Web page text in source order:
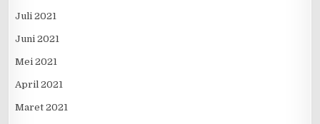
Juli 2021
Juni 2021
Mei 2021
April 2021
Maret 2021